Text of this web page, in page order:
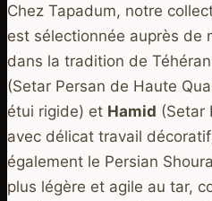
Chez Tapadum, notre
est sélectionnée auprès de
dans la tradition de
(Setar Persan de Haute
étui rigide) et Hamid (Setar
avec délicat travail
également le Persian
plus légère et agile au tar,